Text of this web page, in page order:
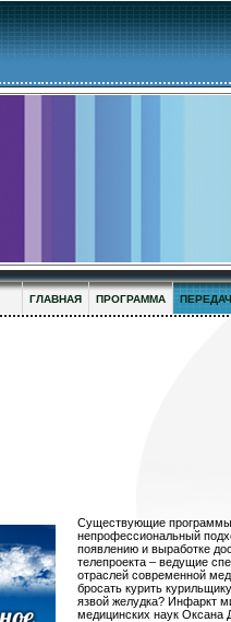
ГЛАВНАЯ ПРОГРАММА
Существующие программы
непрофессиональный
появлению и выработке
телепроекта – ведущие
отраслей современной
бросать курить
язвой желудка? Инфаркт
медицинских наук Оксана